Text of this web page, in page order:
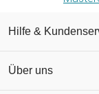
Hilfe &
Über uns